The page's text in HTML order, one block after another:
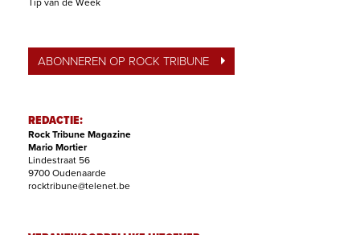
Tip van de Week
ABONNEREN OP ROCK TRIBUNE
REDACTIE:
Rock Tribune Magazine
Mario Mortier
Lindestraat 56
9700 Oudenaarde
rocktribune@telenet.be